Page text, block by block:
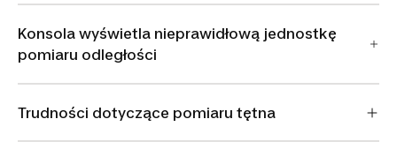
Konsola wyświetla nieprawidłową jednostkę
pomiaru odległości
Trudności dotyczące pomiaru tętna